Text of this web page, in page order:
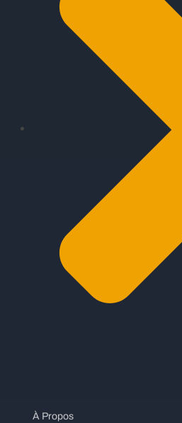
À Propos